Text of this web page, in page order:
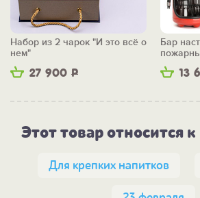
27 900 Р
Набор из 2 чарок "И это всё о
нем"
13
Бар
Этот товар относится
Для крепких напитков